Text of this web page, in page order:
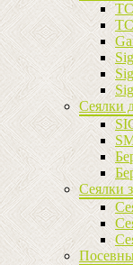
Сеялки
Сеялки